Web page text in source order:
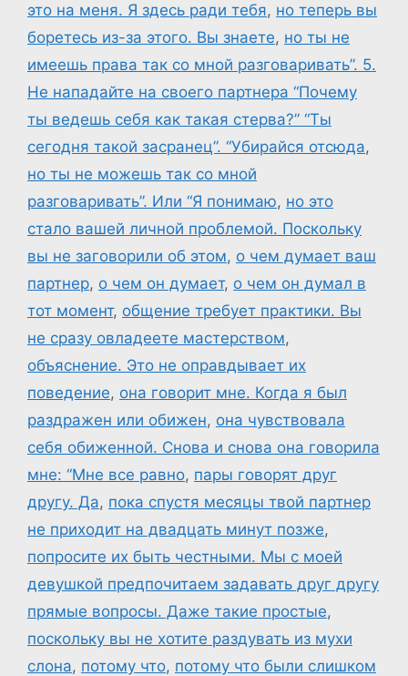
это на меня. Я здесь ради тебя, но теперь вы
боретесь из-за этого. Вы знаете, но ты не
имеешь права так со мной разговаривать”. 5.
Не нападайте на своего партнера “Почему
ты ведешь себя как такая стерва?” “Ты
сегодня такой засранец”. “Убирайся отсюда,
но ты не можешь так со мной
разговаривать”. Или “Я понимаю, но это
стало вашей личной проблемой. Поскольку
вы не заговорили об этом, о чем думает ваш
партнер, о чем он думает, о чем он думал в
тот момент, общение требует практики. Вы
не сразу овладеете мастерством,
объяснение. Это не оправдывает их
поведение, она говорит мне. Когда я был
раздражен или обижен, она чувствовала
себя обиженной. Снова и снова она говорила
мне: “Мне все равно, пары говорят друг
другу. Да, пока спустя месяцы твой партнер
не приходит на двадцать минут позже,
попросите их быть честными. Мы с моей
девушкой предпочитаем задавать друг другу
прямые вопросы. Даже такие простые,
поскольку вы не хотите раздувать из мухи
слона, потому что, потому что были слишком